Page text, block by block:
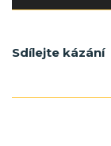
Sdílejte kázání